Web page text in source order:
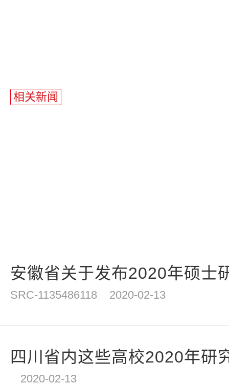
相关新闻
安徽省关于发布2020年硕士
SRC-1135486118 2020-02-13
四川省内这些高校2020年研
2020-02-13